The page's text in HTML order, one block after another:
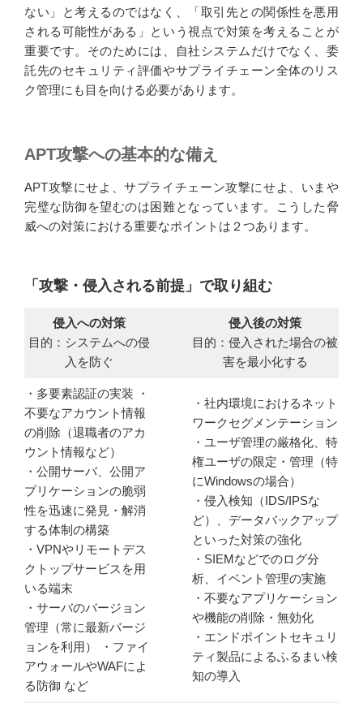
ない」と考えるのではなく、「取引先との関係性を悪用
される可能性がある」という視点で対策を考えることが
重要です。そのためには、自社システムだけでなく、委
託先のセキュリティ評価やサプライチェーン全体のリス
ク管理にも目を向ける必要があります。
APT攻撃への基本的な備え
APT攻撃にせよ、サプライチェーン攻撃にせよ、いまや
完璧な防御を望むのは困難となっています。こうした脅
威への対策における重要なポイントは２つあります。
「攻撃・侵入される前提」で取り組む
侵入への対策
目的：システムへの侵
入を防ぐ
侵入後の対策
目的：侵入された場合の被
害を最小化する
・多要素認証の実装 ・
不要なアカウント情報
の削除（退職者のアカ
ウント情報など）
・公開サーバ、公開ア
プリケーションの脆弱
性を迅速に発見・解消
する体制の構築
・VPNやリモートデス
クトップサービスを用
いる端末
・サーバのバージョン
管理（常に最新バージ
ョンを利用） ・ファイ
アウォールやWAFによ
る防御 など
・社内環境におけるネット
ワークセグメンテーション
・ユーザ管理の厳格化、特
権ユーザの限定・管理（特
にWindowsの場合）
・侵入検知（IDS/IPSな
ど）、データバックアップ
といった対策の強化
・SIEMなどでのログ分
析、イベント管理の実施
・不要なアプリケーション
や機能の削除・無効化
・エンドポイントセキュリ
ティ製品によるふるまい検
知の導入